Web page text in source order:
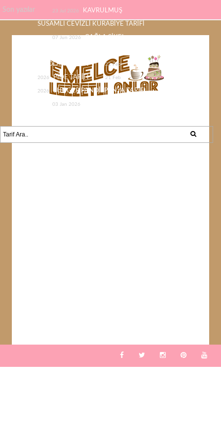
Son yazılar 23 Jul 2026 KAVRULMUŞ
SUSAMLI CEVİZLİ KURABİYE TARİFİ
07 Jun 2026 ÇAĞLA ŞİKEL
ÇİKOLATA TARİFİ 22 Feb
2026 PİDE TARİFİ 21 Feb
2026 SÜNGER PANDİSPANYA TARİFİ
03 Jan 2026